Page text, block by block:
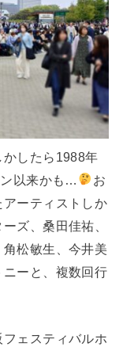
かしたら1988年
以来かも…
お
ーティストしか
ズ、桑田佳祐、
松敏生、今井美
ーと、複数回行
ェスティバルホ